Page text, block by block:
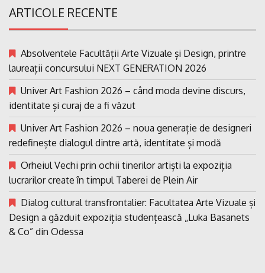
ARTICOLE RECENTE
Absolventele Facultății Arte Vizuale și Design, printre
laureații concursului NEXT GENERATION 2026
Univer Art Fashion 2026 – când moda devine discurs,
identitate și curaj de a fi văzut
Univer Art Fashion 2026 – noua generație de designeri
redefinește dialogul dintre artă, identitate și modă
Orheiul Vechi prin ochii tinerilor artiști la expoziția
lucrarilor create în timpul Taberei de Plein Air
Dialog cultural transfrontalier: Facultatea Arte Vizuale și
Design a găzduit expoziția studențească „Luka Basanets
& Co” din Odessa